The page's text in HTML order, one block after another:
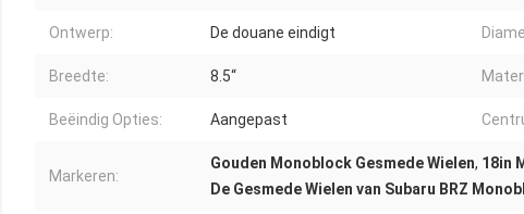
Ontwerp: De douane eindigt
Breedte: 8.5“
Beëindig Opties: Aangepast
Markeren:
Gouden Monoblock Gesmede Wielen, 18in
De Gesmede Wielen van Subaru BRZ